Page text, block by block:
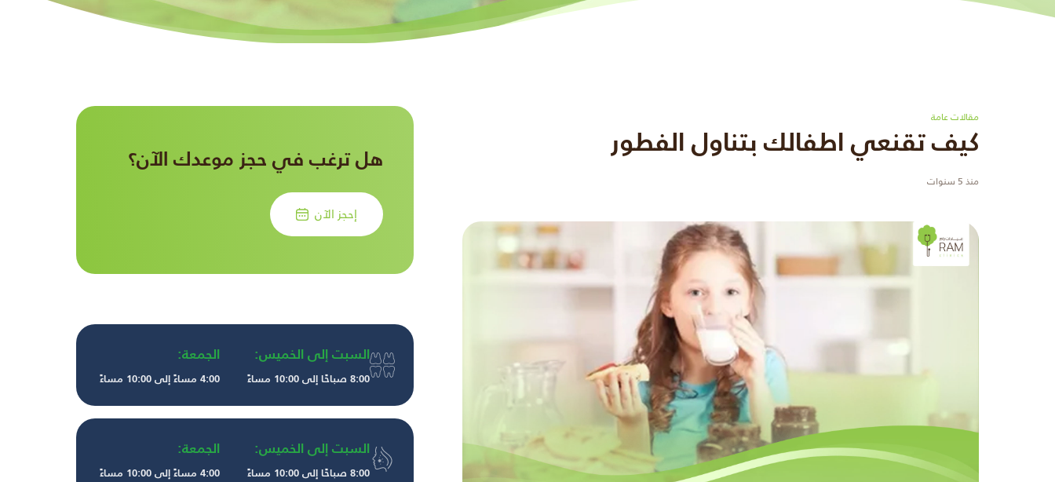
مقالات عامة
كيف تقنعي اطفالك بتناول الفطور
منذ 5 سنوات
هل ترغب في حجز موعدك الآن؟
إحجز الآن
السبت إلى الخميس:
8:00 صباحًا إلى 10:00 مساءً
الجمعة:
4:00 مساءً إلى 10:00 مساءً
السبت إلى الخميس:
8:00 صباحًا إلى 10:00 مساءً
الجمعة:
4:00 مساءً إلى 10:00 مساءً